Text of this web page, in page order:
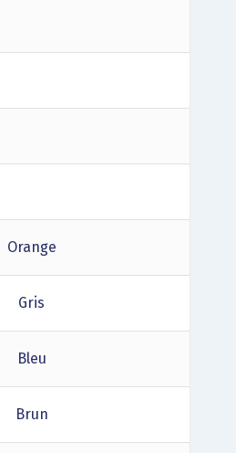
Orange
Gris
Bleu
Brun